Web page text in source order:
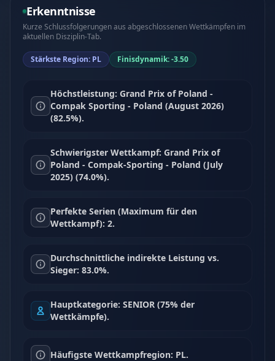
Erkenntnisse
Kurze Schlussfolgerungen aus abgeschlossenen Wettkämpfen im
aktuellen Disziplin-Tab.
Stärkste Region: PL Finisdynamik: -3.50
Höchstleistung: Grand Prix of Poland -
Compak Sporting - Poland (August 2026)
(82.5%).
Schwierigster Wettkampf: Grand Prix of
Poland - Compak-Sporting - Poland (July
2025) (74.0%).
Perfekte Serien (Maximum für den
Wettkampf): 2.
Durchschnittliche indirekte Leistung vs.
Sieger: 83.0%.
Hauptkategorie: SENIOR (75% der
Wettkämpfe).
Häufigste Wettkampfregion: PL.